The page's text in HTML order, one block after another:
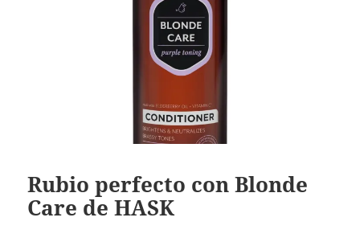
Rubio perfecto con Blonde
Care de HASK